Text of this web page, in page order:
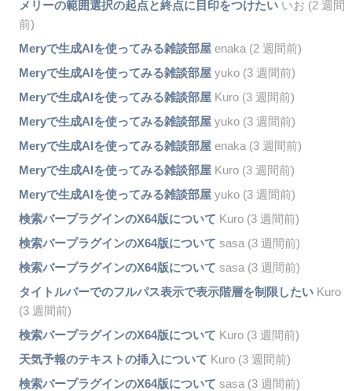
メリーの範囲選択の起点と終点に目印をつけたいいお (2 週間
前)
Meryで生成AIを使ってみる雑談部屋enaka (2 週間前)
Meryで生成AIを使ってみる雑談部屋yuko (3 週間前)
Meryで生成AIを使ってみる雑談部屋Kuro (3 週間前)
Meryで生成AIを使ってみる雑談部屋yuko (3 週間前)
Meryで生成AIを使ってみる雑談部屋enaka (3 週間前)
Meryで生成AIを使ってみる雑談部屋Kuro (3 週間前)
Meryで生成AIを使ってみる雑談部屋yuko (3 週間前)
検索バープラグインのX64版について Kuro (3 週間前)
検索バープラグインのX64版について sasa (3 週間前)
検索バープラグインのX64版について sasa (3 週間前)
タイトルバーでのフルパス表示で表示階層を制限したいKuro
(3 週間前)
検索バープラグインのX64版について Kuro (3 週間前)
天気予報のテキストの挿入について Kuro (3 週間前)
検索バープラグインのX64版について sasa (3 週間前)